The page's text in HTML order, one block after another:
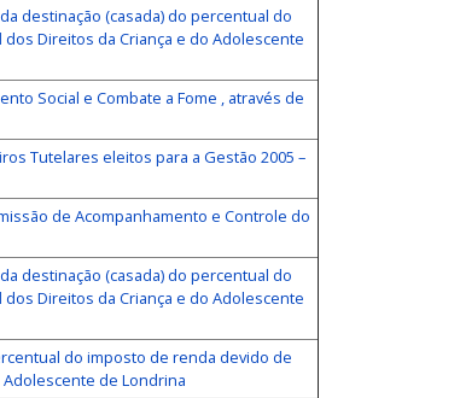
destinação (casada) do percentual do
Direitos da Criança e do Adolescente
Social e Combate a Fome , através de
Tutelares eleitos para a Gestão 2005 –
de Acompanhamento e Controle do
destinação (casada) do percentual do
Direitos da Criança e do Adolescente
do imposto de renda devido de
de Londrina